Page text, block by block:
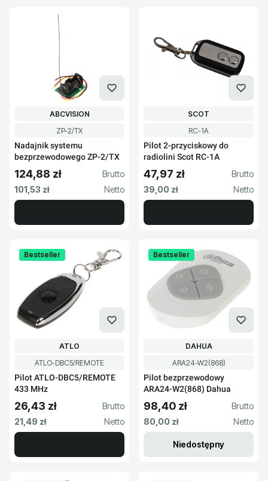
Kod produktu
ZP-2/TX
Nadajnik systemu
bezprzewodowego ZP-2/TX
PRODUCENT
ABCVISION
Cena brutto
124,88 zł
Cena netto
101,53 zł
Kod produktu
RC-1A
Pilot 2-przyciskowy do
radiolini Scot RC-1A
PRODUCENT
SCOT
Cena brutto
47,97 zł
Cena netto
39,00 zł
Bestseller
Kod produktu
ATLO-DBC5/REMOTE
Pilot ATLO-DBC5/REMOTE
433 MHz
PRODUCENT
ATLO
Cena brutto
26,43 zł
Cena netto
21,49 zł
Bestseller
Kod produktu
ARA24-W2(868)
Pilot bezprzewodowy
ARA24-W2(868) Dahua
PRODUCENT
DAHUA
Cena brutto
98,40 zł
Cena netto
80,00 zł
Niedostępny